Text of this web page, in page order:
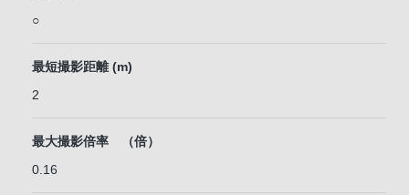
○
最短撮影距離 (m)
2
最大撮影倍率 （倍）
0.16